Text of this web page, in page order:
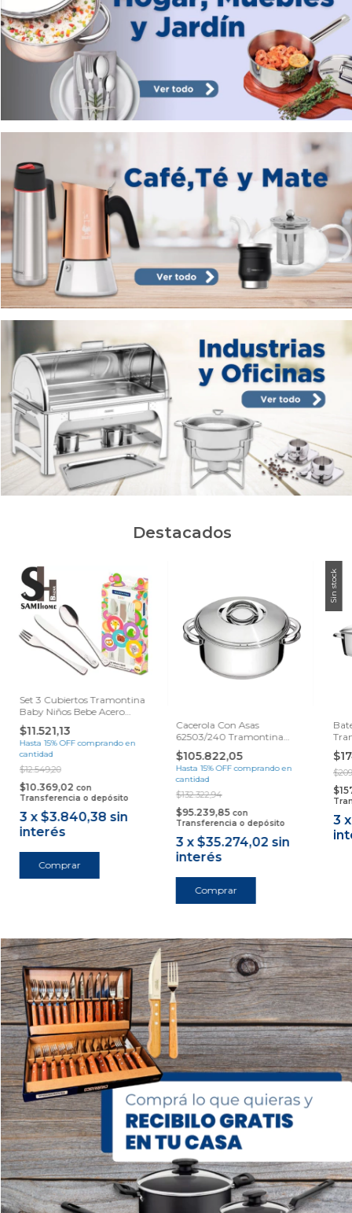
Destacados
Set 3 Cubiertos Tramontina
Baby Niños Bebe Acero
Samihome
$11.521,13
Hasta 15% OFF comprando en
cantidad
$12.549,20
$10.369,02 con
Transferencia o depósito
3 x $3.840,38 sin
interés
Cacerola Con Asas
62503/240 Tramontina
Solar 24cm 4.7 Litros Acero
Inoxidable 18/10 Triple Fondo
Samihome
$105.822,05
Hasta 15% OFF comprando en
cantidad
$132.322,94
$95.239,85con
Transferencia o depósito
3 x$35.274,02 sin
interés
Sin stock
3